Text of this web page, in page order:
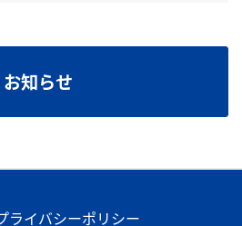
お知らせ
ライバシーポリシー